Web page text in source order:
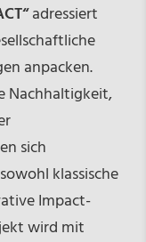
adressiert
anpacken.
Nachhaltigkeit,
sich
klassische
Impact-
wird mit